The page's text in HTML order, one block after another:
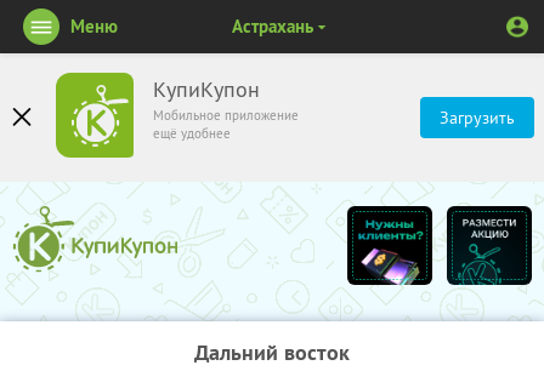
КупиКупон
Мобильное приложение
ещё удобнее
Загрузить
Меню Астрахань
Дальний восток